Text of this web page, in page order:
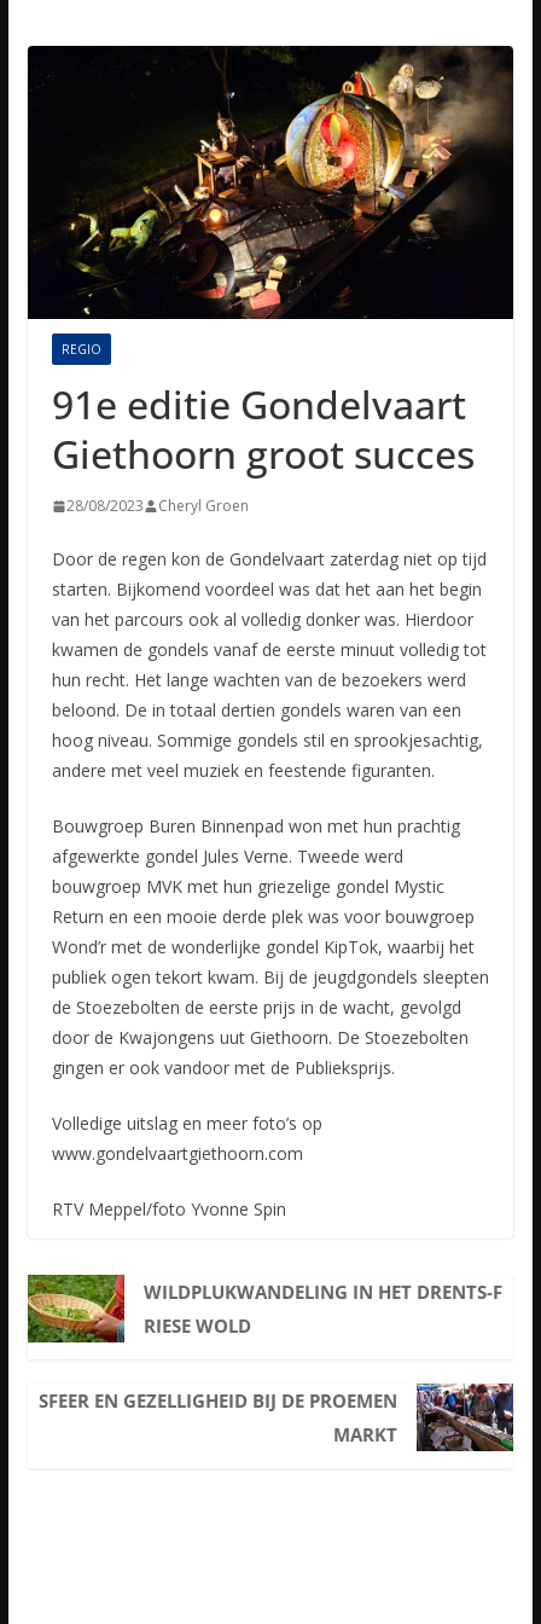
REGIO
91e editie Gondelvaart
Giethoorn groot succes
28/08/2023 Cheryl Groen
Door de regen kon de Gondelvaart zaterdag niet op tijd
starten. Bijkomend voordeel was dat het aan het begin
van het parcours ook al volledig donker was. Hierdoor
kwamen de gondels vanaf de eerste minuutvolledig tot
hun recht. Het lange wachten van de bezoekers werd
beloond. De in totaal dertien gondels waren van een
hoog niveau. Sommige gondels stil en sprookjesachtig,
andere met veel muziek en feestende figuranten.
Bouwgroep Buren Binnenpad won met hun prachtig
afgewerkte gondel Jules Verne. Tweede werd
bouwgroep MVK met hun griezelige gondel Mystic
Return en een mooie derde plek was voor bouwgroep
Wond’r met de wonderlijke gondel KipTok, waarbij het
publiek ogen tekort kwam. Bij de jeugdgondels sleepten
de Stoezebolten de eerste prijs in de wacht, gevolgd
door de Kwajongens uut Giethoorn. De Stoezebolten
gingen er ook vandoor met de Publieksprijs.
Volledige uitslag en meer foto’s op
www.gondelvaartgiethoorn.com
RTV Meppel/foto Yvonne Spin
WILDPLUKWANDELING IN HET DRENTS-F
RIESE WOLD
SFEER EN GEZELLIGHEID BIJ DE PROEMEN
MARKT